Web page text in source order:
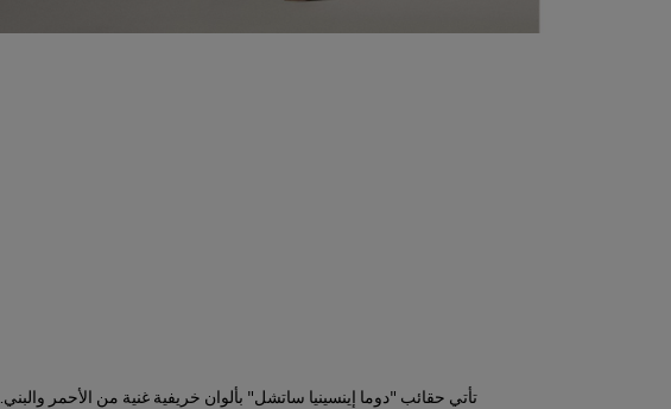
تأتي حقائب "دوما إينسينيا ساتشل" بألوان خريفية غنية من الأحمر والبني.